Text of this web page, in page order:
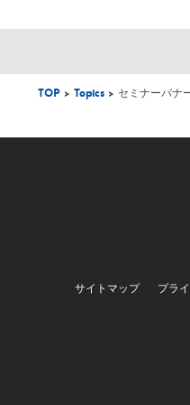
TOP > Topics > セミナーバナ
サイトマップ プラ